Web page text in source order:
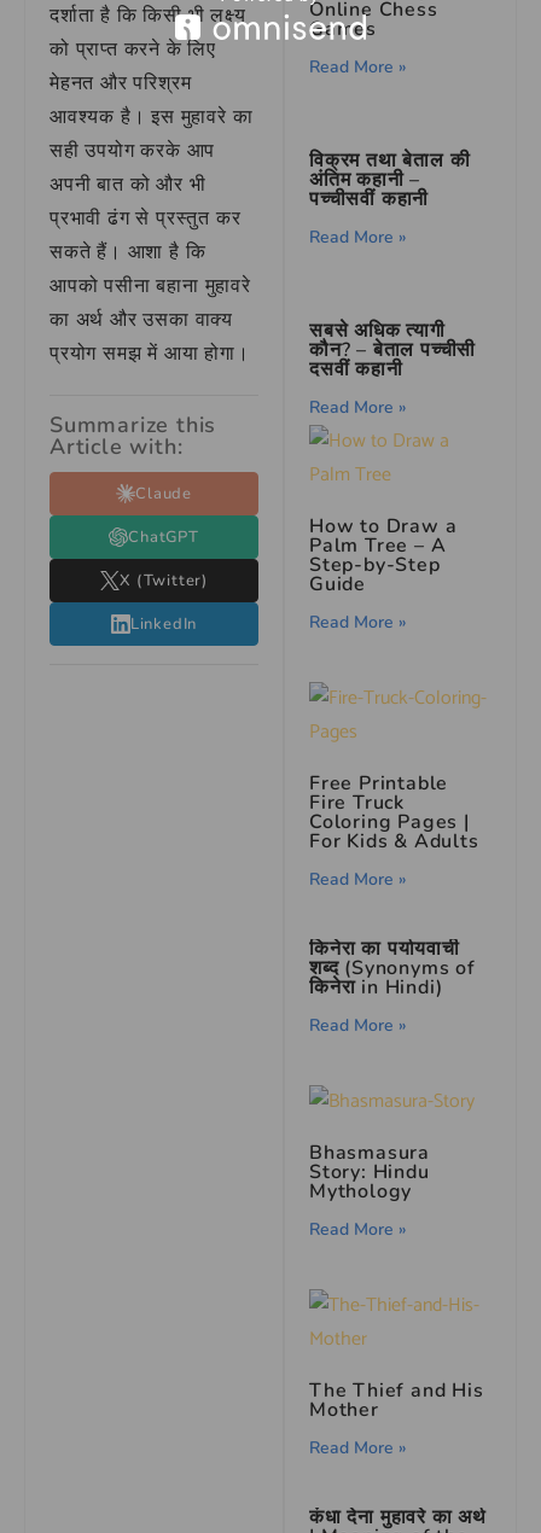
दर्शाता है कि किसी भी लक्ष्य
को प्राप्त करने के लिए
मेहनत और परिश्रम
आवश्यक है। इस मुहावरे का
सही उपयोग करके आप
अपनी बात को और भी
प्रभावी ढंग से प्रस्तुत कर
सकते हैं। आशा है कि
आपको पसीना बहाना मुहावरे
का अर्थ और उसका वाक्य
प्रयोग समझ में आया होगा।
Summarize this
Article with:
Claude
ChatGPT
X (Twitter)
LinkedIn
Online Chess
Games
Read More »
विक्रम तथा बेताल की
अंतिम कहानी –
पच्चीसवीं कहानी
Read More »
सबसे अधिक त्यागी
कौन? – बेताल पच्चीसी
दसवीं कहानी
Read More »
How to Draw a
Palm Tree – A
Step-by-Step
Guide
Read More »
Free Printable
Fire Truck
Coloring Pages |
For Kids & Adults
Read More »
किनेरा का पर्यायवाची
शब्द (Synonyms of
किनेरा in Hindi)
Read More »
Bhasmasura
Story: Hindu
Mythology
Read More »
The Thief and His
Mother
Read More »
कंधा देना मुहावरे का अर्थ